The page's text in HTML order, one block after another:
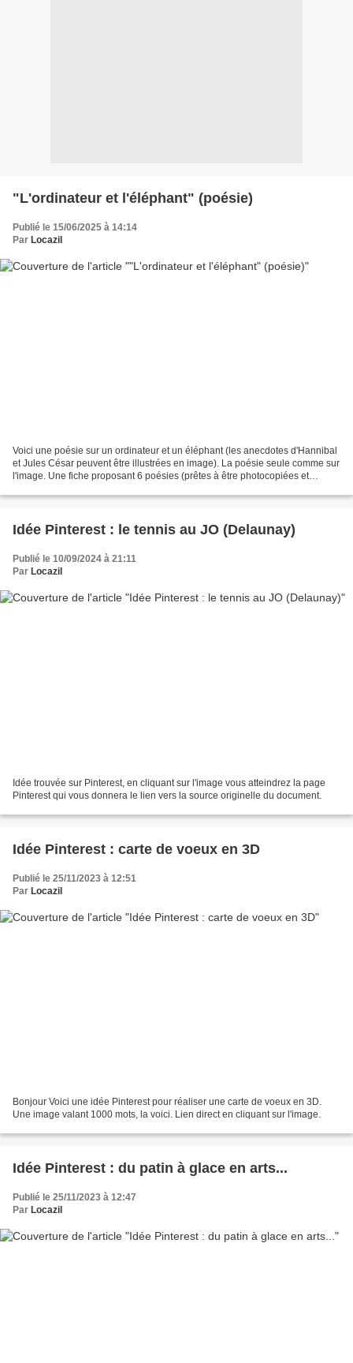
"L'ordinateur et l'éléphant" (poésie)
Publié le 15/06/2025 à 14:14
Par Locazil
Voici une poésie sur un ordinateur et un éléphant (les anecdotes d'Hannibal
et Jules César peuvent être illustrées en image). La poésie seule comme sur
l'image. Une fiche proposant 6 poésies (prêtes à être photocopiées et
Idée Pinterest : le tennis au JO (Delaunay)
Publié le 10/09/2024 à 21:11
Par Locazil
Idée trouvée sur Pinterest, en cliquant sur l'image vous atteindrez la page
Pinterest qui vous donnera le lien vers la source originelle du document.
Idée Pinterest : carte de voeux en 3D
Publié le 25/11/2023 à 12:51
Par Locazil
Bonjour Voici une idée Pinterest pour réaliser une carte de voeux en 3D.
Une image valant 1000 mots, la voici. Lien direct en cliquant sur l'image.
Idée Pinterest : du patin à glace en arts...
Publié le 25/11/2023 à 12:47
Par Locazil